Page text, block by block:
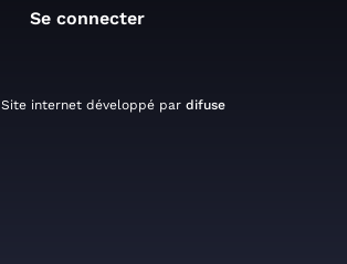
Se connecter
Site internet développé par difuse